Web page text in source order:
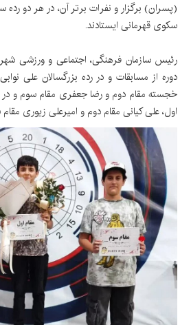
(پسران) برگزار و نفرات برتر آن، در هر دو رده
سکوی قهرمانی‌ ایستادند.
رئیس سازمان فرهنگی، اجتماعی و ورزشی
دوره از مسابقات و در رده بزرگسالان علی
خجسته مقام دوم و رضا جعفری مقام سوم و در
اول، علی کیانی مقام دوم و امیرعلی زیوری